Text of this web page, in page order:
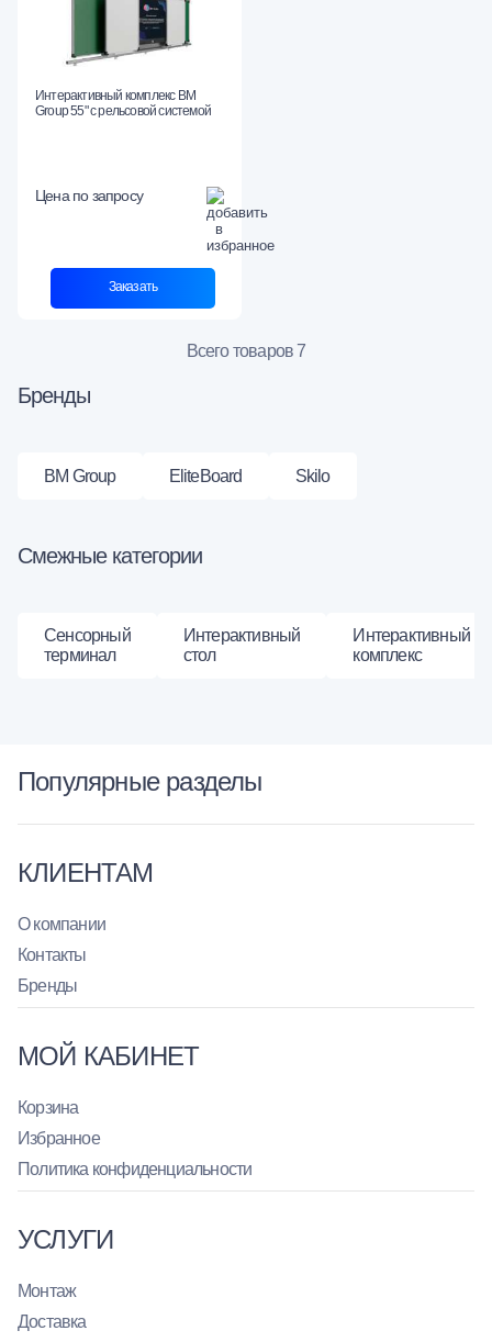
Интерактивный комплекс BM
Group 55" с рельсовой системой
Цена по запросу
Заказать
Всего товаров 7
Бренды
BM Group EliteBoard Skilo
Смежные категории
Сенсорный
терминал
Интерактивный
стол
Интерактивный
комплекс
Популярные разделы
КЛИЕНТАМ
О компании
Контакты
Бренды
МОЙ КАБИНЕТ
Корзина
Избранное
Политика конфиденциальности
УСЛУГИ
Монтаж
Доставка